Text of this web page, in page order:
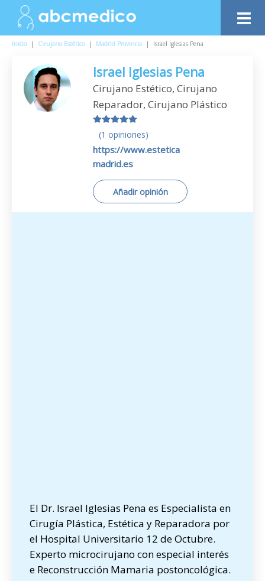
Inicio | Cirujano Estético | Madrid Provincia | Israel Iglesias Pena
Israel Iglesias Pena
Cirujano Estético, Cirujano
Reparador, Cirujano Plástico
(1 opiniones)
https://www.estetica
madrid.es
Añadir opinión
El Dr. Israel Iglesias Pena es Especialista en
Cirugía Plástica, Estética y Reparadora por
el Hospital Universitario 12 de Octubre.
Experto microcirujano con especial interés
e Reconstrucción Mamaria postoncológica.